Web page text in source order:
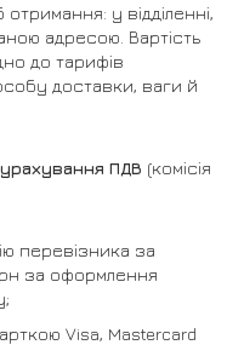
у відділенні,
адресою. Вартість
до тарифів
доставки, ваги й
ПДВ (комісія
перевізника за
за оформлення
Visa, Mastercard